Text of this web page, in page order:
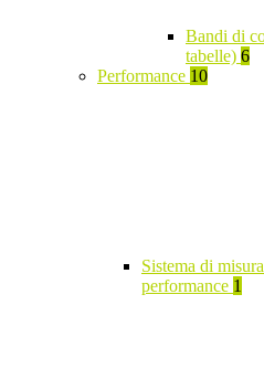
Bandi di
tabelle) 6
Performance 10
Sistema di
performance 1